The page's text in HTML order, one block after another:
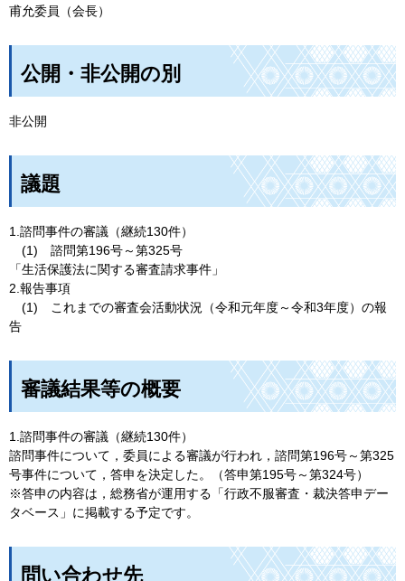
甫允委員（会長）
公開・非公開の別
非公開
議題
1.諮問事件の審議（継続130件）
(1)
諮問第196号～第325号
「生活保護法に関する審査請求事件」
2.報告事項
(1) こ れまでの審査会活動状況（令和元年度～令和3年度）の報
告
審議結果等の概要
1.諮問事件の審議（継続130件）
諮問事件について，委員による審議が行われ，諮問第196号～第325
号事件について，答申を決定した。（答申第195号～第324号）
※答申の内容は，総務省が運用する「行政不服審査・裁決答申デー
タベース」に掲載する予定です。
問い合わせ先